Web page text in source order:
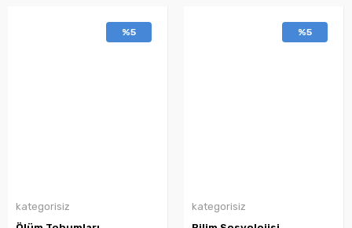
%5
kategorisiz
%5
kategorisiz